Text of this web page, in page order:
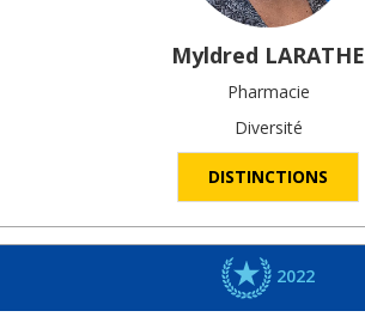
Myldred LARATHE
Pharmacie
Diversité
DISTINCTIONS
2022